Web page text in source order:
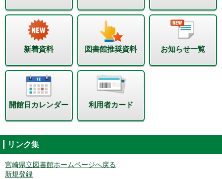
新着資料 図書館推奨資料 お知らせ一覧
開館日カレンダー 利用者カード
リンク集
宮崎県立図書館ホームページへ戻る
新規登録